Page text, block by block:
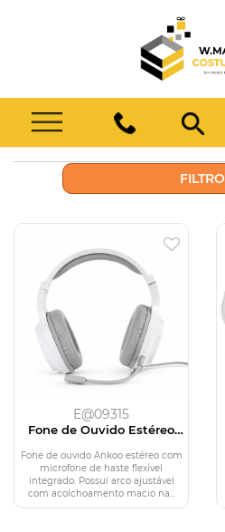
FILTRO
E@09315
Fone de Ouvido Estéreo
Fone de ouvido Ankoo estéreo com
microfone de haste flexível
integrado. Possui arco ajustável
com acolchoamento macio na...